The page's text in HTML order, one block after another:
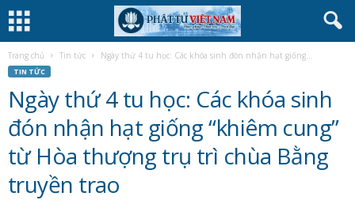
Trang chủ Tin tức Ngày thứ 4 tu học: Các khóa sinh đón nhận hạt giống...
TIN TỨC
Ngày thứ 4 tu học: Các khóa sinh
đón nhận hạt giống “khiêm cung”
từ Hòa thượng trụ trì chùa Bằng
truyền trao